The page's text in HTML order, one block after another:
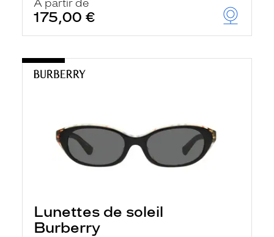
À partir de
175,00 €
Lunettes de soleil
Burberry